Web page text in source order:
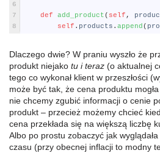
6
7
8
def add_product( self ,
self . products . append (
Dlaczego dwie? W praniu wyszło że
produkt niejako tu i teraz (o aktualnej
tego co wykonał klient w przeszłości
może być tak, że cena produktu
nie chcemy zgubić informacji o cenie
produkt – przecież możemy chcieć
cena przekłada się na większą liczbę
Albo po prostu zobaczyć jak
czasu (przy obecnej inflacji to modny